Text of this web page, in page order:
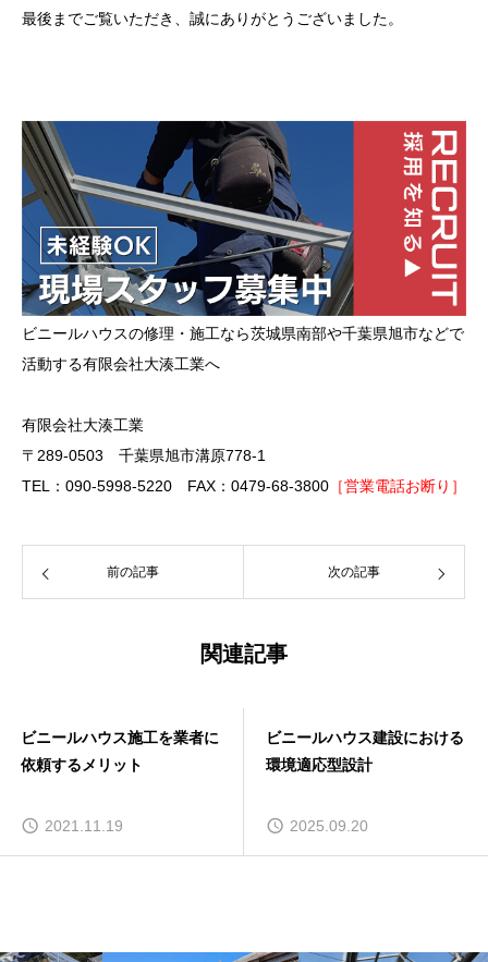
最後までご覧いただき、誠にありがとうございました。
ビニールハウスの修理・施工なら茨城県南部や千葉県旭市などで
活動する有限会社大湊工業へ
有限会社大湊工業
〒289-0503 千葉県旭市溝原778-1
TEL：090-5998-5220 FAX：0479-68-3800 ［営業電話お断り］
前の記事 次の記事
関連記事
ビニールハウス施工を業者に
依頼するメリット
2021.11.19
ビニールハウス建設における
環境適応型設計
2025.09.20